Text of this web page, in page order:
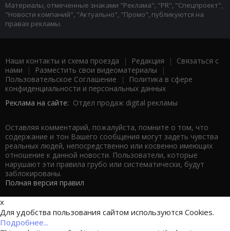
Материалы, отмеченные знаками "Реклама", "PR", "Спецпроект",
"Новости компаний", "Актуально", "Промо", публикуются на
правах рекламы.
Наши контакты и схема проезда | Редакция | Связаться с
нами | Разместить свои видеоматериалы |
Пользовательское Соглашение |
Политика в сфере
конфиденциальности и персональных данных
Реклама на сайте: Отдел продаж digital рекламы
Оставляя комментарий, пожалуйста, помните о том, что
содержание и тон Вашего сообщения могут задеть чувства
реальных людей, непосредственно или косвенно имеющих
отношение к данной новости. Пользователи, которые
нарушают эти правила грубо или систематически, будут
заблокированы.
Полная версия правил
x
Для удобства пользования сайтом используются Cookies.
Подробнее...